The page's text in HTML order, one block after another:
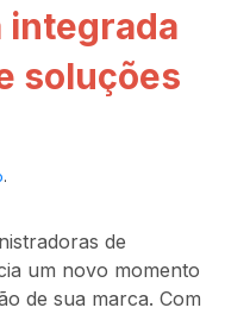
integrada
soluções
.
de
um novo momento
de sua marca. Com